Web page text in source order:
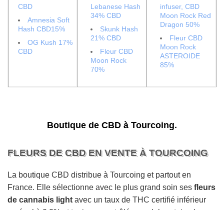
CBD
Amnesia Soft
Hash CBD15%
OG Kush 17%
CBD
Lebanese Hash
34% CBD
Skunk Hash
21% CBD
Fleur CBD
Moon Rock
70%
infuser, CBD
Moon Rock Red
Dragon 50%
Fleur CBD
Moon Rock
ASTEROIDE
85%
Boutique de CBD à Tourcoing.
FLEURS DE CBD EN VENTE À TOURCOING
La boutique CBD distribue à Tourcoing et partout en
France. Elle sélectionne avec le plus grand soin ses fleurs
de cannabis light avec un taux de THC certifié inférieur